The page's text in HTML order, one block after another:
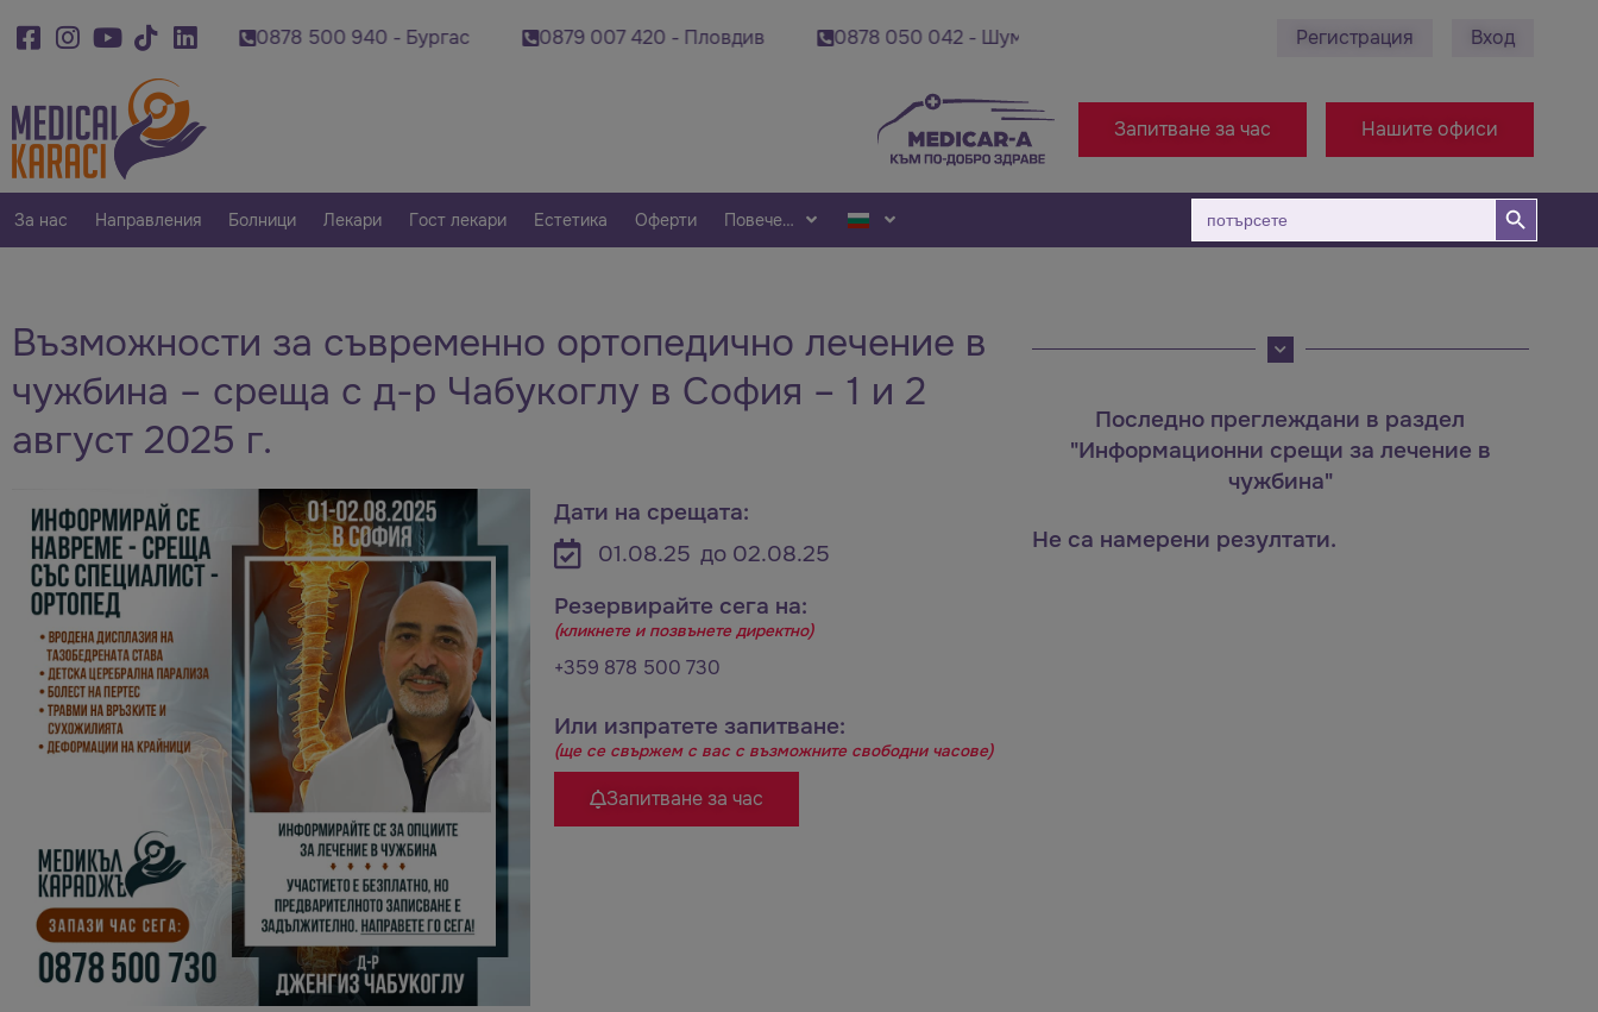
920 - Варна 0878 500 940 - Бургас 0879 007 420 - Пловдив 0878 050 042 - Шумен +38971314005 - Офис
Регистрация Вход
Запитване за час Нашите офиси
За нас Направления Болници Лекари Гост лекари Естетика Оферти Повече…
Търсене
за:
Бутон за търсене
Възможности за съвременно ортопедично лечение в
чужбина – среща с д-р Чабукоглу в София – 1 и 2
август 2025 г.
Дати на срещата:
01.08.25 до 02.08.25
Резервирайте сега на:
(кликнете и позвънете директно)
+359 878 500 730
Или изпратете запитване:
(ще се свържем с вас с възможните свободни часове)
Запитване за час
Последно преглеждани в раздел
"Информационни срещи за лечение в
чужбина"
Не са намерени резултати.